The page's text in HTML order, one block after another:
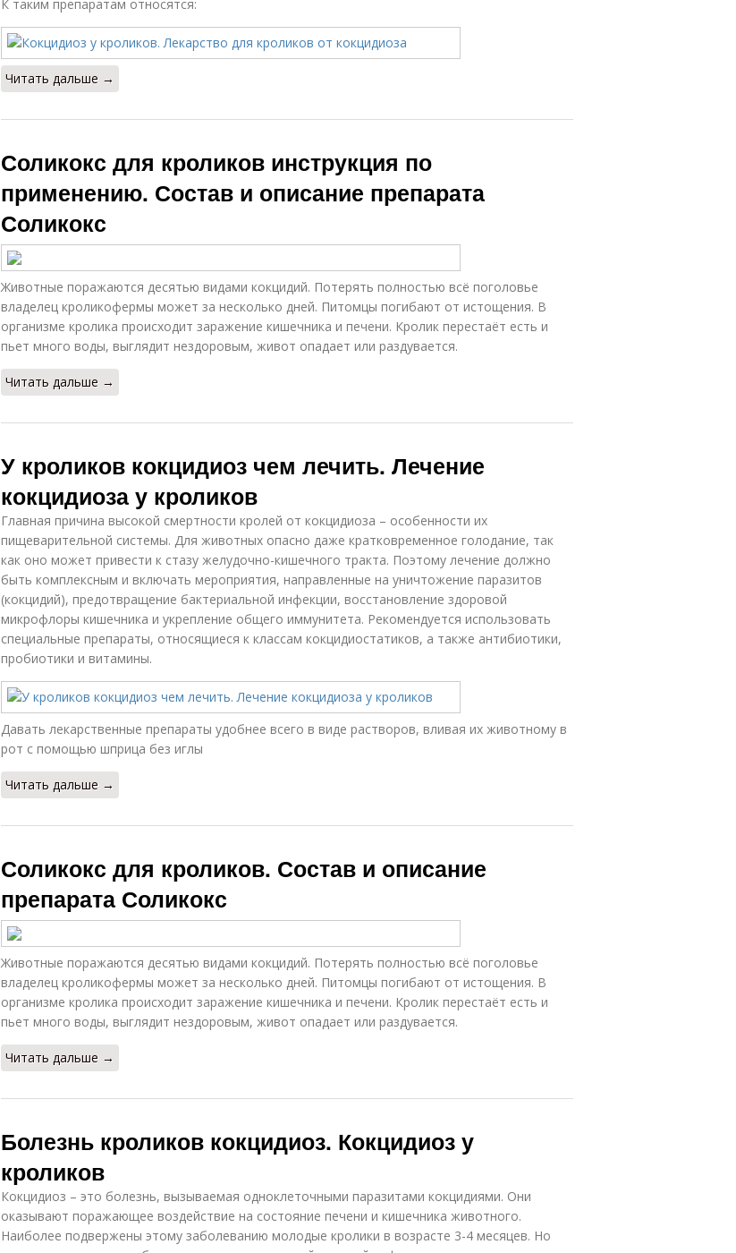
К таким препаратам относятся:
Читать дальше →
Соликокс для кроликов инструкция по
применению. Состав и описание препарата
Соликокс
Животные поражаются десятью видами кокцидий. Потерять полностью всё поголовье
владелец кроликофермы может за несколько дней. Питомцы погибают от истощения. В
организме кролика происходит заражение кишечника и печени. Кролик перестаёт есть и
пьет много воды, выглядит нездоровым, живот опадает или раздувается.
Читать дальше →
У кроликов кокцидиоз чем лечить. Лечение
кокцидиоза у кроликов
Главная причина высокой смертности кролей от кокцидиоза – особенности их
пищеварительной системы. Для животных опасно даже кратковременное голодание, так
как оно может привести к стазу желудочно-кишечного тракта. Поэтому лечение должно
быть комплексным и включать мероприятия, направленные на уничтожение паразитов
(кокцидий), предотвращение бактериальной инфекции, восстановление здоровой
микрофлоры кишечника и укрепление общего иммунитета. Рекомендуется использовать
специальные препараты, относящиеся к классам кокцидиостатиков, а также антибиотики,
пробиотики и витамины.
Давать лекарственные препараты удобнее всего в виде растворов, вливая их животному в
рот с помощью шприца без иглы
Читать дальше →
Соликокс для кроликов. Состав и описание
препарата Соликокс
Животные поражаются десятью видами кокцидий. Потерять полностью всё поголовье
владелец кроликофермы может за несколько дней. Питомцы погибают от истощения. В
организме кролика происходит заражение кишечника и печени. Кролик перестаёт есть и
пьет много воды, выглядит нездоровым, живот опадает или раздувается.
Читать дальше →
Болезнь кроликов кокцидиоз. Кокцидиоз у
кроликов
Кокцидиоз – это болезнь, вызываемая одноклеточными паразитами кокцидиями. Они
оказывают поражающее воздействие на состояние печени и кишечника животного.
Наиболее подвержены этому заболеванию молодые кролики в возрасте 3-4 месяцев. Но